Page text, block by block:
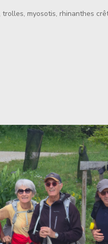
myosotis, rhinanthes